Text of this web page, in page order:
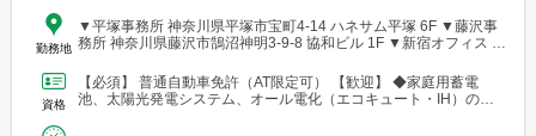
勤務地
▼平塚事務所 神奈川県平塚市宝町4-14 ハネサム平塚 6F ▼藤沢事
務所 神奈川県藤沢市鵠沼神明3-9-8 協和ビル 1F ▼新宿オフィス 東
資格
【必須】 普通自動車免許（AT限定可） 【歓迎】 ◆家庭用蓄電
池、太陽光発電システム、オール電化（エコキュート・IH）の施